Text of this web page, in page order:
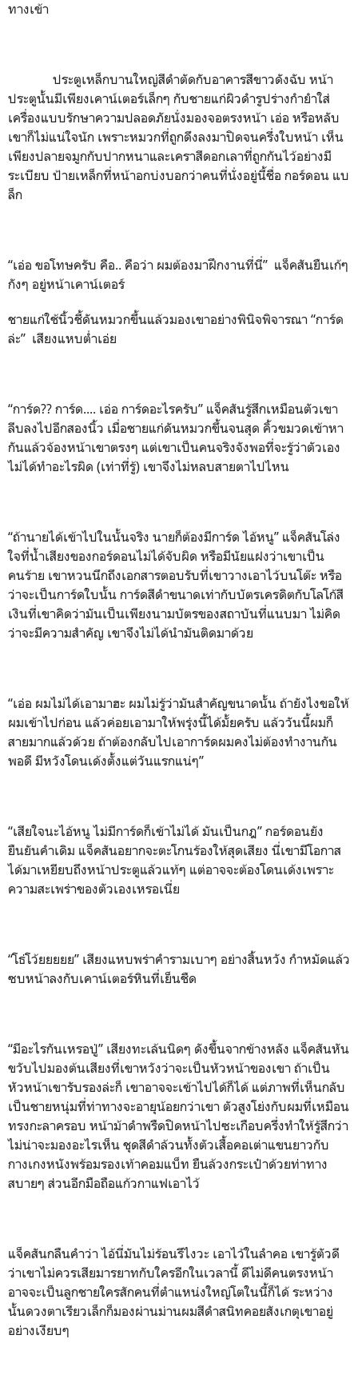
ทางเข้า
ประตูเหล็กบานใหญ่สีดำตัดกับอาคารสีขาวดังฉับ หน้า
ประตูนั้นมีเพียงเคาน์เตอร์เล็กๆ กับชายแก่ผิวดำรูปร่างกำยำใส่
เครื่องแบบรักษาความปลอดภัยนั่งมองจอตรงหน้า เอ่อ หรือหลับ
เขาก็ไม่แน่ใจนัก เพราะหมวกที่ถูกดึงลงมาปิดจนครึ่งใบหน้า เห็น
เพียงปลายจมูกกับปากหนาและเคราสีดอกเลาที่ถูกกันไว้อย่างมี
ระเบียบ ป้ายเหล็กที่หน้าอกบ่งบอกว่าคนที่นั่งอยู่นี้ชื่อ กอร์ดอน แบ
ล็ก
“เอ่อ ขอโทษครับ คือ.. คือว่า ผมต้องมาฝึกงานที่นี่” แจ็คสันยืนเก้ๆ
กังๆ อยู่หน้าเคาน์เตอร์
ชายแก่ใช้นิ้วชี้ดันหมวกขึ้นแล้วมองเขาอย่างพินิจพิจารณา “การ์ด
ล่ะ” เสียงแหบต่ำเอ่ย
“การ์ด?? การ์ด.... เอ่อ การ์ดอะไรครับ” แจ็คสันรู้สึกเหมือนตัวเขา
ลีบลงไปอีกสองนิ้ว เมื่อชายแก่ดันหมวกขึ้นจนสุด คิ้วขมวดเข้าหา
กันแล้วจ้องหน้าเขาตรงๆ แต่เขาเป็นคนจริงจังพอที่จะรู้ว่าตัวเอง
ไม่ได้ทำอะไรผิด (เท่าที่รู้) เขาจึงไม่หลบสายตาไปไหน
“ถ้านายได้เข้าไปในนั้นจริง นายก็ต้องมีการ์ด ไอ้หนู” แจ็คสันโล่ง
ใจที่น้ำเสียงของกอร์ดอนไม่ได้จับผิด หรือมีนัยแฝงว่าเขาเป็น
คนร้าย เขาหวนนึกถึงเอกสารตอบรับที่เขาวางเอาไว้บนโต๊ะ หรือ
ว่าจะเป็นการ์ดใบนั้น การ์ดสีดำขนาดเท่ากับบัตรเครดิตกับโลโก้สี
เงินที่เขาคิดว่ามันเป็นเพียงนามบัตรของสถาบันที่แนบมา ไม่คิด
ว่าจะมีความสำคัญ เขาจึงไม่ได้นำมันติดมาด้วย
“เอ่อ ผมไม่ได้เอามาฮะ ผมไม่รู้ว่ามันสำคัญขนาดนั้น ถ้ายังไงขอให้
ผมเข้าไปก่อน แล้วค่อยเอามาให้พรุ่งนี้ได้มั้ยครับ แล้ววันนี้ผมก็
สายมากแล้วด้วย ถ้าต้องกลับไปเอาการ์ดผมคงไม่ต้องทำงานกัน
พอดี มีหวังโดนเด้งตั้งแต่วันแรกแน่ๆ”
“เสียใจนะไอ้หนู ไม่มีการ์ดก็เข้าไม่ได้ มันเป็นกฎ” กอร์ดอนยัง
ยืนยันคำเดิม แจ็คสันอยากจะตะโกนร้องให้สุดเสียง นี่เขามีโอกาส
ได้มาเหยียบถึงหน้าประตูแล้วแท้ๆ แต่อาจจะต้องโดนเด้งเพราะ
ความสะเพร่าของตัวเองเหรอเนี่ย
“โธ่โว้ยยยยย” เสียงแหบพร่าคำรามเบาๆ อย่างสิ้นหวัง กำหมัดแล้ว
ซบหน้าลงกับเคาน์เตอร์หินที่เย็นชืด
“มีอะไรกันเหรอปู่” เสียงทะเล้นนิดๆ ดังขึ้นจากข้างหลัง แจ็คสันหัน
ขวับไปมองต้นเสียงที่เขาหวังว่าจะเป็นหัวหน้าของเขา ถ้าเป็น
หัวหน้าเขารับรองล่ะก็ เขาอาจจะเข้าไปได้ก็ได้ แต่ภาพที่เห็นกลับ
เป็นชายหนุ่มที่ท่าทางจะอายุน้อยกว่าเขา ตัวสูงโย่งกับผมที่เหมือน
ทรงกะลาครอบ หน้าม้าดำพรืดปิดหน้าไปซะเกือบครึ่งทำให้รู้สึกว่า
ไม่น่าจะมองอะไรเห็น ชุดสีดำล้วนทั้งตัวเสื้อคอเต่าแขนยาวกับ
กางเกงหนังพร้อมรองเท้าคอมแบ็ท ยืนล้วงกระเป๋าด้วยท่าทาง
สบายๆ ส่วนอีกมือถือแก้วกาแฟเอาไว้
แจ็คสันกลืนคำว่า ไอ้นี่มันไม่ร้อนรึไงวะ เอาไว้ในลำคอ เขารู้ตัวดี
ว่าเขาไม่ควรเสียมารยาทกับใครอีกในเวลานี้ ดีไม่ดีคนตรงหน้า
อาจจะเป็นลูกชายใครสักคนที่ตำแหน่งใหญ่โตในนี้ก็ได้ ระหว่าง
นั้นดวงตาเรียวเล็กก็มองผ่านม่านผมสีดำสนิทคอยสังเกตุเขาอยู่
อย่างเงียบๆ